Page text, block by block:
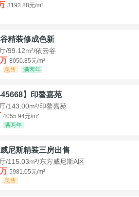
3193.88元/m²
精装修成色新
/99.12m²/依云谷
8050.85元/m²
急售 满两年
45668】印鳌嘉苑
/143.00m²/印鳌嘉苑
4055.94元/m²
满两年
尼斯精装三房出售
/115.03m²/东方威尼斯A区
5981.05元/m²
急售